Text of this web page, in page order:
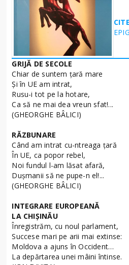
GRIJĂ DE SECOLE
Chiar de suntem ţară mare
Şi în UE am intrat,
Rusu-i tot pe la hotare,
Ca să ne mai dea vreun sfat!...
(GHEORGHE BÂLICI)
RĂZBUNARE
Când am intrat cu-ntreaga ţară
În UE, ca popor rebel,
Noi fundul l-am lăsat afară,
Duşmanii să ne pupe-n el!...
(GHEORGHE BÂLICI)
INTEGRARE EUROPEANĂ
LA CHIŞINĂU
Înregistrăm, cu noul parlament,
Succese mari pe arii mai extinse:
Moldova a ajuns în Occident…
La depărtarea unei mâini întinse.